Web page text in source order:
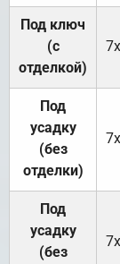
Под ключ
(с
отделкой)
Под
усадку
(без
отделки)
Под
усадку
(без